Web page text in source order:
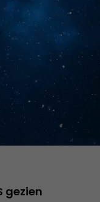
gezien